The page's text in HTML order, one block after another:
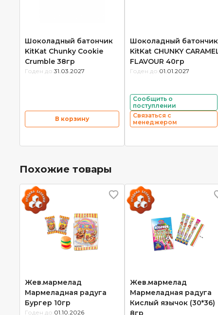
Шоколадный батончик
KitKat Chunky Cookie
Crumble 38гр
Годен до: 31.03.2027
В корзину
Шоколадный батончик
KitKat CHUNKY
FLAVOUR 40гр
Годен до: 01.01.2027
Сообщить о
поступлении
Связаться с
менеджером
Похожие товары
Жев.мармелад
Мармеладная радуга
Бургер 10гр
Годен до: 01.10.2026
Жев.мармелад
Мармеладная радуга
Кислый язычок (30*36)